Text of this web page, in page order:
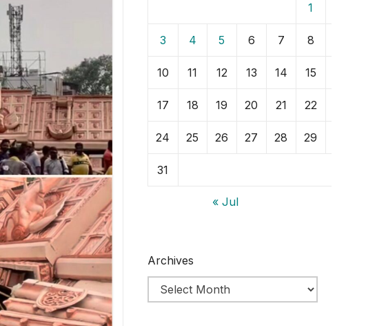
1
3 4 5 6 7 8
10 11 12 13 14 15
17 18 19 20 21 22
24 25 26 27 28 29
31
« Jul
Archives